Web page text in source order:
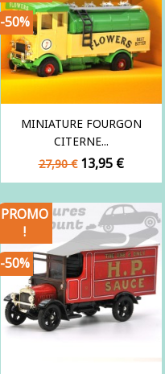
MINIATURE FOURGON
CITERNE...
Prix
de
27,90 € Prix
13,95 €
-50%
PROMO
!
-50%